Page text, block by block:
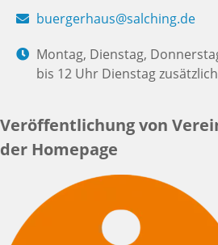
buergerhaus@salching.de
Montag, Dienstag,
bis 12 Uhr Dienstag
Veröffentlichung von
der Homepage